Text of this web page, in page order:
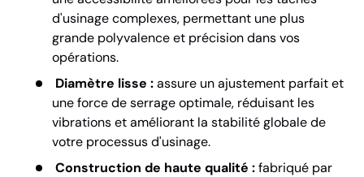
d'usinage complexes, permettant une plus
grande polyvalence et précision dans vos
opérations.
Diamètre lisse :assure un ajustement parfait et
une force de serrage optimale, réduisant les
vibrations et améliorant la stabilité globale de
votre processus d'usinage.
Construction de haute qualité :fabriqué par